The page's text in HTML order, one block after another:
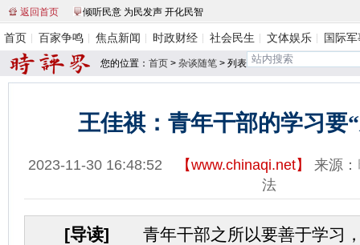
返回首页 倾听民意 为民发声 开化民智
首页 百家争鸣 焦点新闻 时政财经 社会民生 文体娱乐 国际
您的位置： 首页 > 杂谈随笔 > 列表
王佳祺：青年干部的学习要
2023-11-30 16:48:52 【www.chinaqi.net】 来源：
法
[导读] 青年干部之所以要善于学习